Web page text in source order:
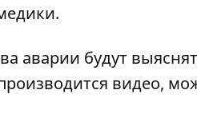
аварии будут
видео,